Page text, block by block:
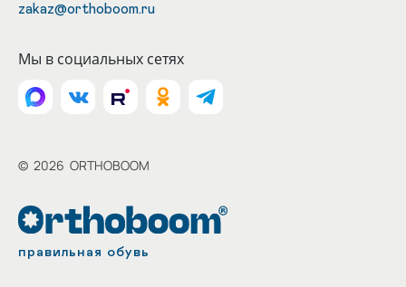
zakaz@orthoboom.ru
Мы в социальных сетях
© 2026 ORTHOBOOM
правильная обувь